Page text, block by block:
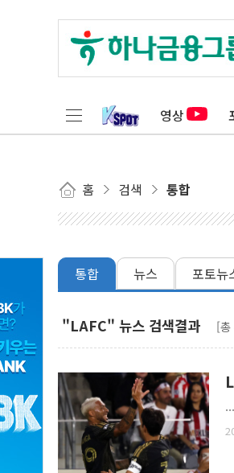
영상
홈 검색 통합
통합 뉴스 포토뉴
"LAFC" 뉴스 검색결과 [